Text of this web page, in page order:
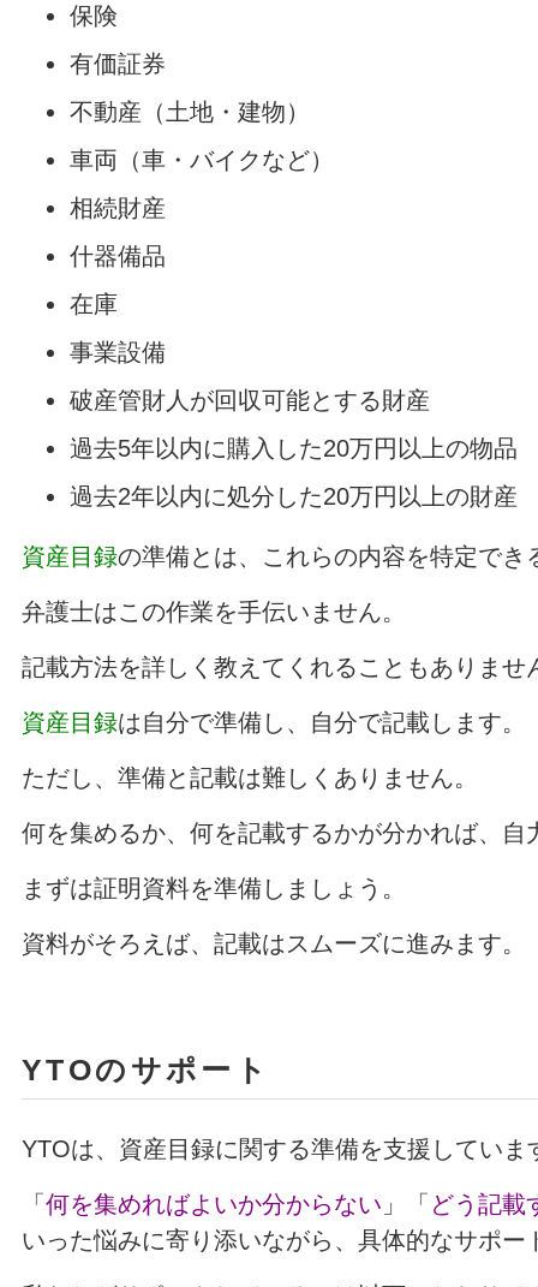
保険
有価証券
不動産（土地・建物）
車両（車・バイクなど）
相続財産
什器備品
在庫
事業設備
破産管財人が回収可能とする財産
過去5年以内に購入した20万円以上の物品
過去2年以内に処分した20万円以上の財産
資産目録の準備とは、これらの内容を特定でき
弁護士はこの作業を手伝いません。
記載方法を詳しく教えてくれることもありませ
資産目録は自分で準備し、自分で記載します。
ただし、準備と記載は難しくありません。
何を集めるか、何を記載するかが分かれば、自
まずは証明資料を準備しましょう。
資料がそろえば、記載はスムーズに進みます。
YTOのサポート
YTOは、資産目録に関する準備を支援していま
「 何を集めればよいか分からない 」「 どう記載
いった悩みに寄り添いながら、具体的なサポー